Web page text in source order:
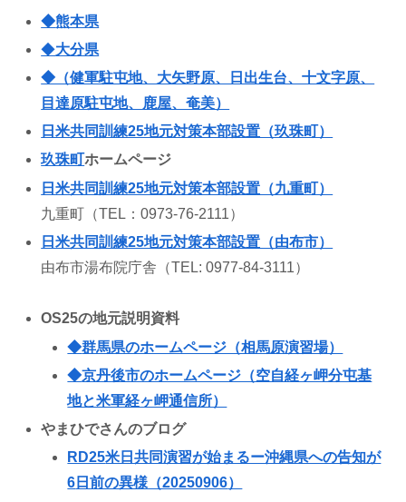
◆熊本県
◆大分県
◆（健軍駐屯地、大矢野原、日出生台、十文字原、
目達原駐屯地、鹿屋、奄美）
日米共同訓練25地元対策本部設置（玖珠町）
玖珠町ホームページ
日米共同訓練25地元対策本部設置（九重町）
九重町（TEL：0973-76-2111）
日米共同訓練25地元対策本部設置（由布市）
由布市湯布院庁舎（TEL: 0977-84-3111）
OS25の地元説明資料
◆群馬県のホームページ（相馬原演習場）
◆京丹後市のホームページ（空自経ヶ岬分屯基
地と米軍経ヶ岬通信所）
やまひでさんのブログ
RD25米日共同演習が始まるー沖縄県への告知が
6 日前の異様（20250906）